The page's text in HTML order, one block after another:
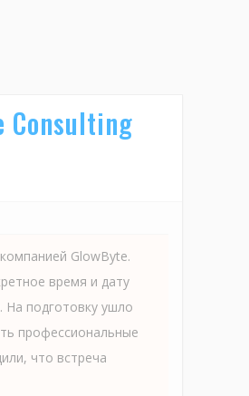
Consulting
GlowByte.
время и дату
На подготовку ушло
профессиональные
что встреча